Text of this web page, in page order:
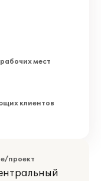
мест
клиентов
проект